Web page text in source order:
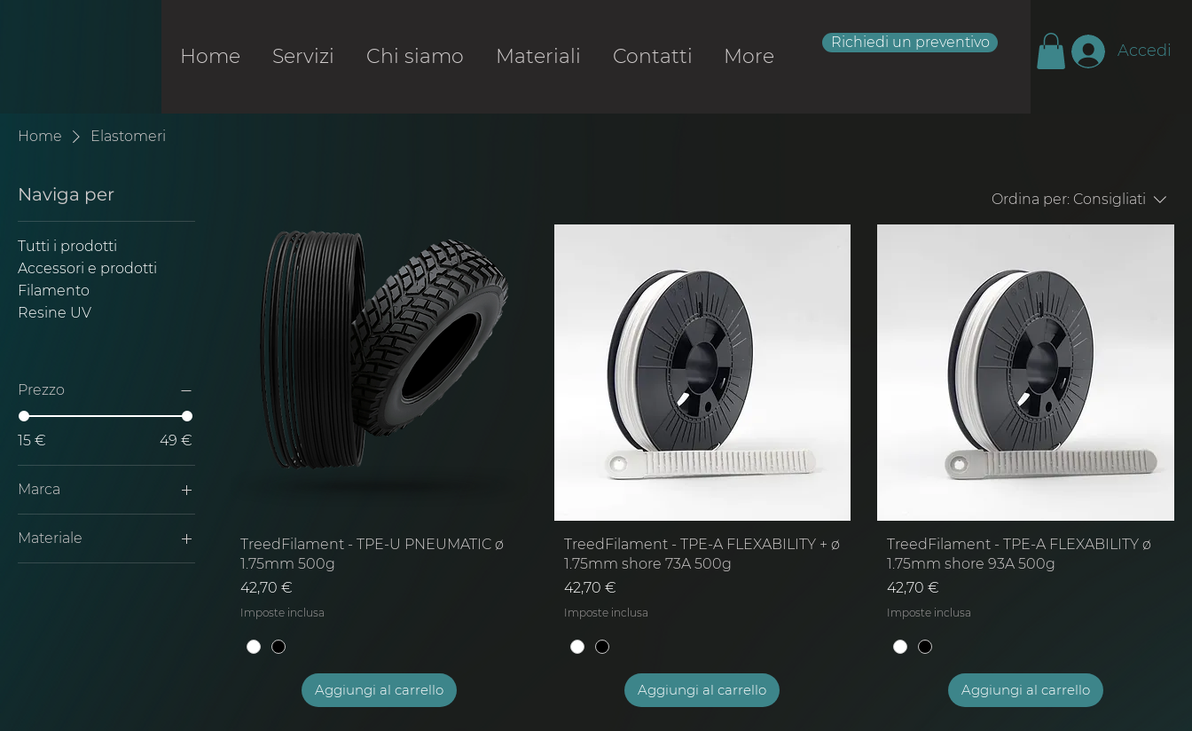
Home Servizi Chi siamo Materiali Contatti More
Richiedi un preventivo Accedi
Home Elastomeri
Naviga per
Tutti i prodotti
Accessori e prodotti
Filamento
Resine UV
Prezzo
15 € 49 €
Marca
AZUREFILM
Treedfilament
Materiale
TPU
Ordina per: Consigliati
TreedFilament - TPE-U PNEUMATIC ø
1.75mm 500g
Prezzo
42,70 €
Imposte inclusa
Aggiungi al carrello
TreedFilament - TPE-A FLEXABILITY + ø
1.75mm shore 73A 500g
Prezzo
42,70 €
Imposte inclusa
Aggiungi al carrello
TreedFilament - TPE-A FLEXABILITY ø
1.75mm shore 93A 500g
Prezzo
42,70 €
Imposte inclusa
Aggiungi al carrello